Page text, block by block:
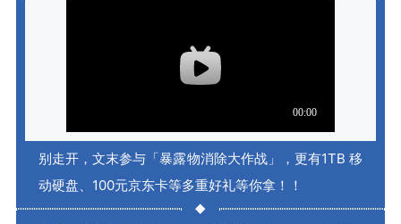
别走开，文末参与 「暴露物消除大作战」 ，更有1TB 移
动硬盘、100元京东卡等多重好礼等你拿！！